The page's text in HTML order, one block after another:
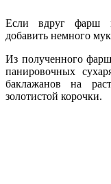
Если вдруг фарш
добавить немного
Из полученного
панировочных
баклажанов на
золотистой корочки.